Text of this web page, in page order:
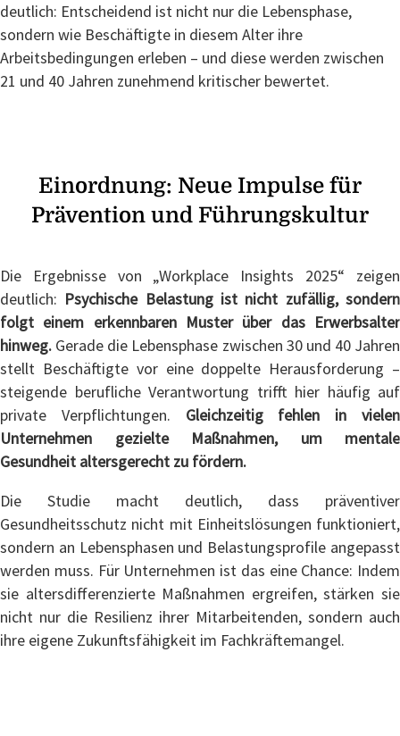
deutlich: Entscheidend ist nicht nur die Lebensphase,
sondern wie Beschäftigte in diesem Alter ihre
Arbeitsbedingungen erleben – und diese werden zwischen
21 und 40 Jahren zunehmend kritischer bewertet.
Einordnung: Neue Impulse für
Prävention und Führungskultur
Die Ergebnisse von „Workplace Insights 2025“ zeigen
deutlich: Psychische Belastung ist nicht zufällig, sondern
folgt einem erkennbaren Muster über das Erwerbsalter
hinweg. Gerade die Lebensphase zwischen 30 und 40 Jahren
stellt Beschäftigte vor eine doppelte Herausforderung –
steigende berufliche Verantwortung trifft hier häufig auf
private Verpflichtungen. Gleichzeitig fehlen in vielen
Unternehmen gezielte Maßnahmen, um mentale
Gesundheit altersgerecht zu fördern.
Die Studie macht deutlich, dass präventiver
Gesundheitsschutz nicht mit Einheitslösungen funktioniert,
sondern an Lebensphasen und Belastungsprofile angepasst
werden muss. Für Unternehmen ist das eine Chance: Indem
sie altersdifferenzierte Maßnahmen ergreifen, stärken sie
nicht nur die Resilienz ihrer Mitarbeitenden, sondern auch
ihre eigene Zukunftsfähigkeit im Fachkräftemangel.